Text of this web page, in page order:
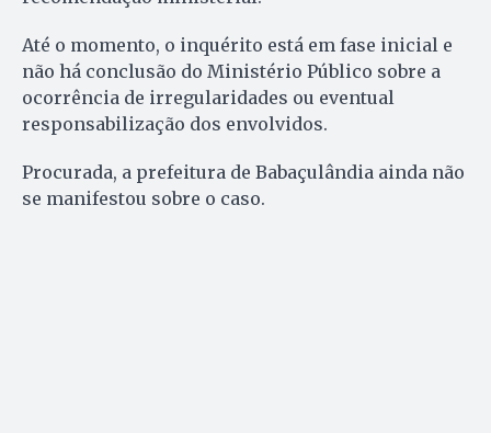
Até o momento, o inquérito está em fase inicial e
não há conclusão do Ministério Público sobre a
ocorrência de irregularidades ou eventual
responsabilização dos envolvidos.
Procurada, a prefeitura de Babaçulândia ainda não
se manifestou sobre o caso.